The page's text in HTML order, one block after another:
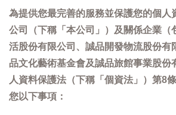
為提供您最完善的服務並保護您的個人
公司（下稱「本公司」）及關係企業（
活股份有限公司、誠品開發物流股份有
品文化藝術基金會及誠品旅館事業股份
人資料保護法（下稱「個資法」）第8
您以下事項：